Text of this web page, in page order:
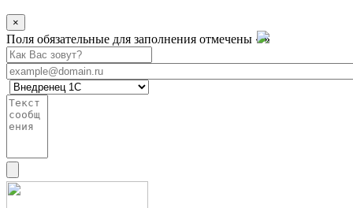
×
Поля обязательные для заполнения отмечены «»